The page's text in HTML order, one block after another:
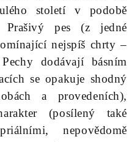
století v podobě
pes (z jedné
nejspíš chrty –
dodávají básním
se opakuje shodný
a provedeních),
(posílený také
nepovědomě